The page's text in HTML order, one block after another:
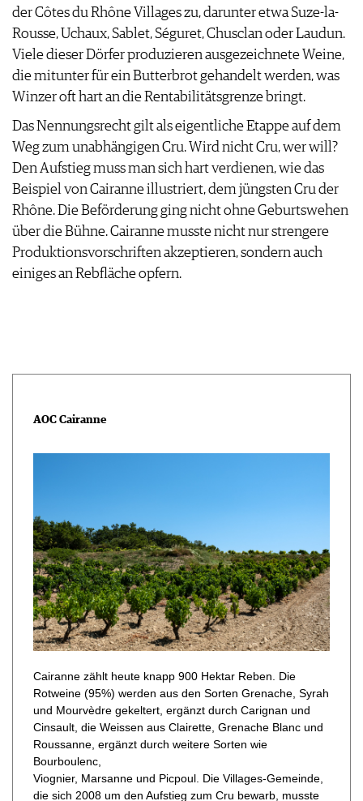
der Côtes du Rhône Villages zu, darunter etwa Suze-la-
Rousse, Uchaux, Sablet, Séguret, Chusclan oder Laudun.
Viele dieser Dörfer produzieren ausgezeichnete Weine,
die mitunter für ein Butterbrot gehandelt werden, was
Winzer oft hart an die Rentabilitätsgrenze bringt.
Das Nennungsrecht gilt als eigentliche Etappe auf dem
Weg zum unabhängigen Cru. Wird nicht Cru, wer will?
Den Aufstieg muss man sich hart verdienen, wie das
Beispiel von Cairanne illustriert, dem jüngsten Cru der
Rhône. Die Beförderung ging nicht ohne Geburtswehen
über die Bühne. Cairanne musste nicht nur strengere
Produktionsvorschriften akzeptieren, sondern auch
einiges an Rebfläche opfern.
AOC Cairanne
Cairanne zählt heute knapp 900 Hektar Reben. Die
Rotweine (95%) werden aus den Sorten Grenache, Syrah
und Mourvèdre gekeltert, ergänzt durch Carignan und
Cinsault, die Weissen aus Clairette, Grenache Blanc und
Roussanne, ergänzt durch weitere Sorten wie
Bourboulenc,
Viognier, Marsanne und Picpoul. Die Villages-Gemeinde,
die sich 2008 um den Aufstieg zum Cru bewarb, musste